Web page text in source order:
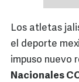
Los atletas
el deporte
impuso nuevo
Nacionales